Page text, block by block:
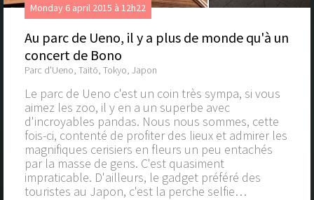
Monday 6 april 2015 à 12h22
Au parc de Ueno, il y a plus de monde qu'à un
concert de Bono
Parc d'Ueno, Taitō, Tokyo, Japon
Le parc de Ueno c'est un coin très sympa, si vous
aimez les zoo, il y en a un superbe avec
d'incroyables pandas. Nous nous sommes, cette
fois-ci, contenté de profiter des lieux et admirer les
magnifiques cerisiers en fleurs un peu entachés
par la masse de gens. C'est quasiment
impraticable. D'ailleurs, le gadget préféré des
touristes au Japon, c'est la perche selfie…